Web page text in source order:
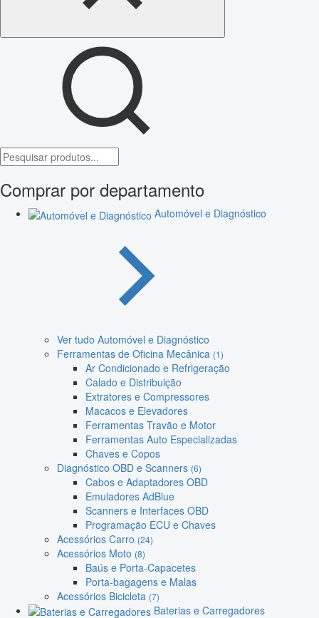
Comprar por departamento
Automóvel e Diagnóstico
Ver tudo Automóvel e Diagnóstico
Ferramentas de Oficina Mecânica (1)
Ar Condicionado e Refrigeração
Calado e Distribuição
Extratores e Compressores
Macacos e Elevadores
Ferramentas Travão e Motor
Ferramentas Auto Especializadas
Chaves e Copos
Diagnóstico OBD e Scanners (6)
Cabos e Adaptadores OBD
Emuladores AdBlue
Scanners e Interfaces OBD
Programação ECU e Chaves
Acessórios Carro (24)
Acessórios Moto (8)
Baús e Porta-Capacetes
Porta-bagagens e Malas
Acessórios Bicicleta (7)
Baterias e Carregadores